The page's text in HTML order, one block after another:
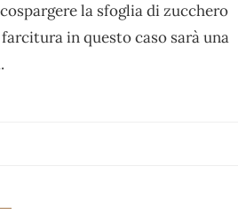
la sfoglia di zucchero
in questo caso sarà una